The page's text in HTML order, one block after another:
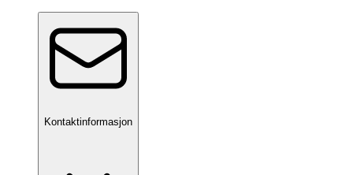
Kontaktinformasjon